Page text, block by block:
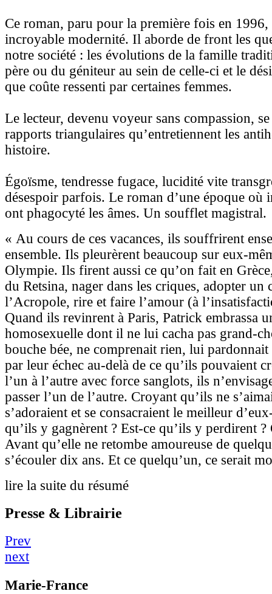
Ce roman, paru pour la première fois en 1996,
incroyable modernité. Il aborde de front les
notre société : les évolutions de la famille
père ou du géniteur au sein de celle-ci et le
que coûte ressenti par certaines femmes.
Le lecteur, devenu voyeur sans compassion,
rapports triangulaires qu’entretiennent les
histoire.
Égoïsme, tendresse fugace, lucidité vite
désespoir parfois. Le roman d’une époque où
ont phagocyté les âmes. Un soufflet magistral.
« Au cours de ces vacances, ils souffrirent
ensemble. Ils pleurèrent beaucoup sur eux-
Olympie. Ils firent aussi ce qu’on fait en
du Retsina, nager dans les criques, adopter un
l’Acropole, rire et faire l’amour (à
Quand ils revinrent à Paris, Patrick embrassa
homosexuelle dont il ne lui cacha pas grand-
bouche bée, ne comprenait rien, lui
par leur échec au-delà de ce qu’ils pouvaient
l’un à l’autre avec force sanglots, ils
passer l’un de l’autre. Croyant qu’ils ne
s’adoraient et se consacraient le meilleur
qu’ils y gagnèrent ? Est-ce qu’ils y perdirent
Avant qu’elle ne retombe amoureuse de
s’écouler dix ans. Et ce quelqu’un, ce serait
lire la suite du résumé
Presse & Librairie
Prev
next
Marie-France